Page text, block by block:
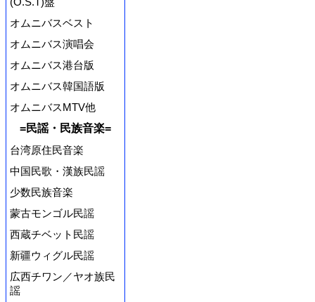
オムニバスベスト
オムニバス演唱会
オムニバス港台版
オムニバス韓国語版
オムニバスMTV他
=民謡・民族音楽=
台湾原住民音楽
中国民歌・漢族民謡
少数民族音楽
蒙古モンゴル民謡
西蔵チベット民謡
新疆ウィグル民謡
広西チワン／ヤオ族民
謡